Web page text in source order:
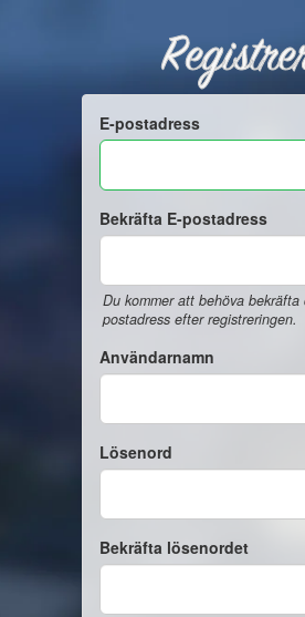
E-postadress
Bekräfta E-postadress
Du kommer att behöva bekräfta
postadress efter registreringen.
Användarnamn
Lösenord
Bekräfta lösenordet